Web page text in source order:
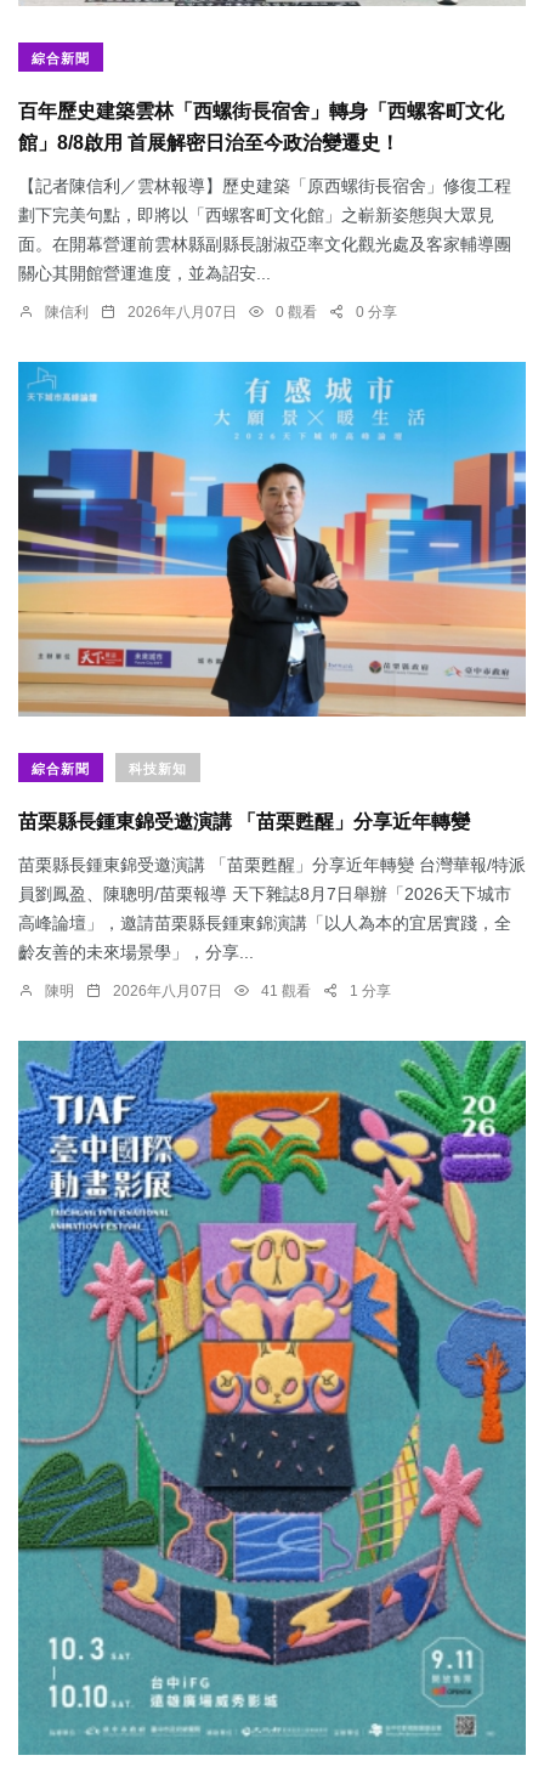
綜合新聞
百年歷史建築雲林「西螺街長宿舍」轉身「西螺客町文化
館」8/8啟用 首展解密日治至今政治變遷史！
【記者陳信利／雲林報導】歷史建築「原西螺街長宿舍」修復工程
劃下完美句點，即將以「西螺客町文化館」之嶄新姿態與大眾見
面。在開幕營運前雲林縣副縣長謝淑亞率文化觀光處及客家輔導團
關心其開館營運進度，並為詔安...
陳信利 2026年八月07日 0 觀看 0 分享
綜合新聞 科技新知
苗栗縣長鍾東錦受邀演講 「苗栗甦醒」分享近年轉變
苗栗縣長鍾東錦受邀演講 「苗栗甦醒」分享近年轉變 台灣華報/特派
員劉鳳盈、陳聰明/苗栗報導 天下雜誌8月7日舉辦「2026天下城市
高峰論壇」，邀請苗栗縣長鍾東錦演講「以人為本的宜居實踐，全
齡友善的未來場景學」，分享...
陳明 2026年八月07日 41 觀看 1 分享